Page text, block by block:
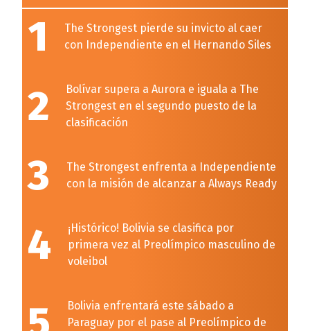
1
The Strongest pierde su invicto al caer
con Independiente en el Hernando Siles
2
Bolívar supera a Aurora e iguala a The
Strongest en el segundo puesto de la
clasificación
3
The Strongest enfrenta a Independiente
con la misión de alcanzar a Always Ready
4
¡Histórico! Bolivia se clasifica por
primera vez al Preolímpico masculino de
voleibol
Bolivia enfrentará este sábado a
Paraguay por el pase al Preolímpico de